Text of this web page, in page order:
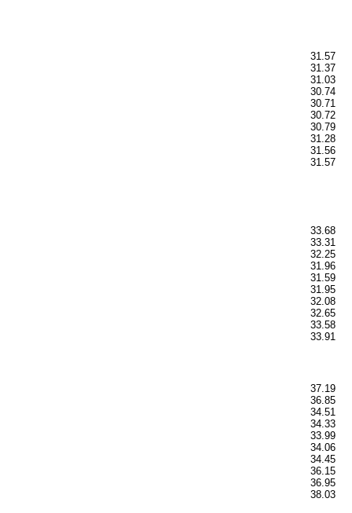
31.57
31.37
31.03
30.74
30.71
30.72
30.79
31.28
31.56
31.57
33.68
33.31
32.25
31.96
31.59
31.95
32.08
32.65
33.58
33.91
37.19
36.85
34.51
34.33
33.99
34.06
34.45
36.15
36.95
38.03